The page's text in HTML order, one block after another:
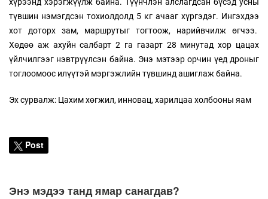
хүрээнд хэрэгжүүлж байна. Түүнчлэн алслагдсан бүсэд усны
түвшин нэмэгдсэн тохиолдолд 5 кг ачааг хүргэдэг. Ингэхдээ
хот доторх зам, маршрутыг тогтоож, нарийвчилж өгчээ.
Хөдөө аж ахуйн салбарт 2 га газарт 28 минутад хор цацах
үйлчилгээг нэвтрүүлсэн байна. Энэ мэтээр орчин үед дроныг
тоглоомоос илүүтэй мэргэжлийн түвшинд ашиглаж байна.
Эх сурвалж: Цахим хөгжил, инновац, харилцаа холбооны яам
Post
Энэ мэдээ танд ямар санагдав?